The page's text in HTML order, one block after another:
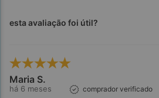
esta avaliação foi útil?
Maria S.
há 6 meses comprador verificado